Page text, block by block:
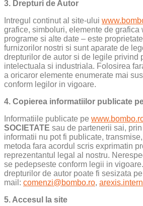
3. Drepturi de Autor
Intregul continut al site-ului
grafice, simboluri, elemente de grafica
programe si alte date – este
furnizorilor nostri si sunt aparate de
drepturilor de autor si de legile privind
intelectuala si industriala. Folosirea
a oricaror elemente enumerate mai
conform legilor in vigoare.
4. Copierea informatiilor publicate
Informatiile publicate pe
SOCIETATE sau de partenerii sai,
informatii nu pot fi publicate,
metoda fara acordul scris exprimatin
reprezentantul legal al nostru.
se pedepseste conform legii in
drepturilor de autor poate fi sesizata
mail: comenzi@bombo.ro,
5. Accesul la site